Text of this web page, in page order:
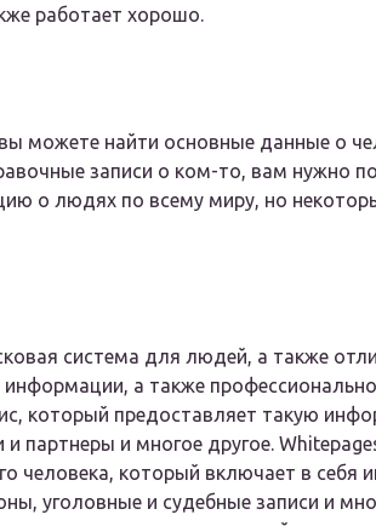
работает хорошо.
можете найти основные данные о
записи о ком-то, вам нужно
о людях по всему миру, но
система для людей, а также
а также
который предоставляет такую
партнеры и многое другое.
человека, который включает в себя
уголовные и судебные записи и